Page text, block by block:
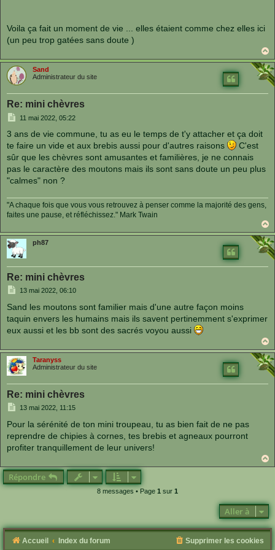
Voila ça fait un moment de vie ... elles étaient comme chez elles ici
(un peu trop gatées sans doute )
a
u
t
Sand
Administrateur du site
Re: mini chèvres
M
s
a
e
11 mai 2022, 05:22
3 ans de vie commune, tu as eu le temps de t'y attacher et ça doit
te faire un vide et aux brebis aussi pour d'autres raisons
C'est
sûr que les chèvres sont amusantes et familières, je ne connais
pas le caractère des moutons mais ils sont sans doute un peu plus
"calmes" non ?
"A chaque fois que vous vous retrouvez à penser comme la majorité des gens,
faites une pause, et réfléchissez." Mark Twain
a
u
t
ph87
Re: mini chèvres
M
s
a
g
e
13 mai 2022, 06:10
Sand les moutons sont familier mais d'une autre façon moins
taquin envers les humains mais ils savent pertinemment s'exprimer
eux aussi et les bb sont des sacrés voyou aussi
a
u
t
Taranyss
Administrateur du site
Re: mini chèvres
M
s
a
e
13 mai 2022, 11:15
Pour la sérénité de ton mini troupeau, tu as bien fait de ne pas
reprendre de chipies à cornes, tes brebis et agneaux pourront
profiter tranquillement de leur univers!
a
Répondre
8 messages • Page 1 sur 1
Aller à
Accueil Index du forum Supprimer les cookies